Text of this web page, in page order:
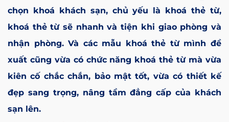
chọn khoá khách sạn, chủ yếu là khoá thẻ từ,
khoá thẻ từ sẽ nhanh và tiện khi giao phòng và
nhận phòng. Và các mẫu khoá thẻ từ mình đề
xuất cũng vừa có chức năng khoá thẻ từ mà vừa
kiên cố chắc chắn, bảo mật tốt, vừa có thiết kế
đẹp sang trọng, nâng tầm đẳng cấp của khách
sạn lên.